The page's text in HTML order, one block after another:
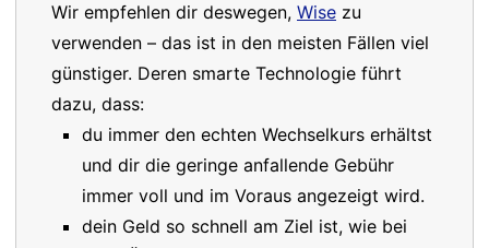
Wir empfehlen dir deswegen, Wise zu
verwenden – das ist in den meisten Fällen viel
günstiger. Deren smarte Technologie führt
dazu, dass:
du immer den echten Wechselkurs erhältst
und dir die geringe anfallende Gebühr
immer voll und im Voraus angezeigt wird.
dein Geld so schnell am Ziel ist, wie bei